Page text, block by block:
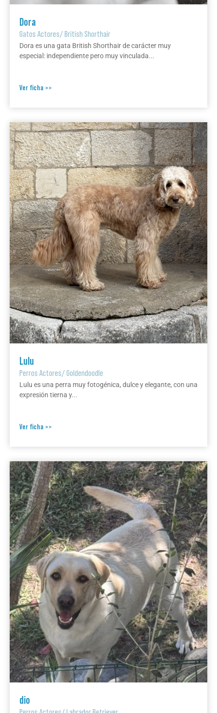
Dora
Gatos Actores/British Shorthair
Dora es una gata British Shorthair de carácter muy
especial: independiente pero muy vinculada...
Ver ficha >>
Lulu
Perros Actores/Goldendoodle
Lulu es una perra muy fotogénica, dulce y elegante, con una
expresión tierna y...
Ver ficha >>
dio